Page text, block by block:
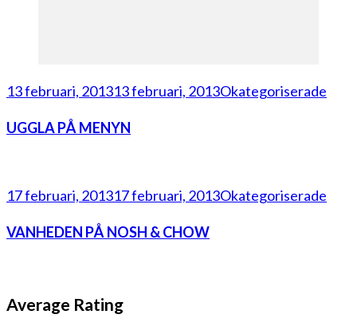
13 februari, 201313 februari, 2013Okategoriserade
UGGLA PÅ MENYN
17 februari, 201317 februari, 2013Okategoriserade
VANHEDEN PÅ NOSH & CHOW
Average Rating